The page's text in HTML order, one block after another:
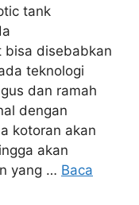
tank
bisa disebabkan
teknologi
dan ramah
dengan
kotoran akan
akan
yang … Baca